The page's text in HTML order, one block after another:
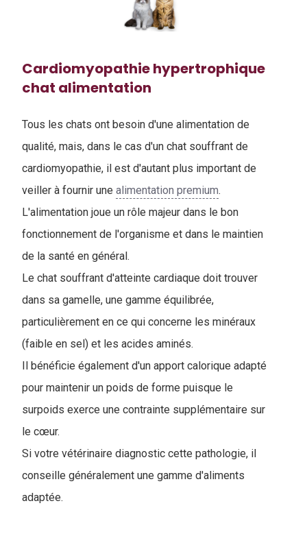
Cardiomyopathie hypertrophique
chat alimentation
Tous les chats ont besoin d'une alimentation de
qualité, mais, dans le cas d'un chat souffrant de
cardiomyopathie, il est d'autant plus important de
veiller à fournir une alimentation premium.
L'alimentation joue un rôle majeur dans le bon
fonctionnement de l'organisme et dans le maintien
de la santé en général.
Le chat souffrant d'atteinte cardiaque doit trouver
dans sa gamelle, une gamme équilibrée,
particulièrement en ce qui concerne les minéraux
(faible en sel) et les acides aminés.
Il bénéficie également d'un apport calorique adapté
pour maintenir un poids de forme puisque le
surpoids exerce une contrainte supplémentaire sur
le cœur.
Si votre vétérinaire diagnostic cette pathologie, il
conseille généralement une gamme d'aliments
adaptée.